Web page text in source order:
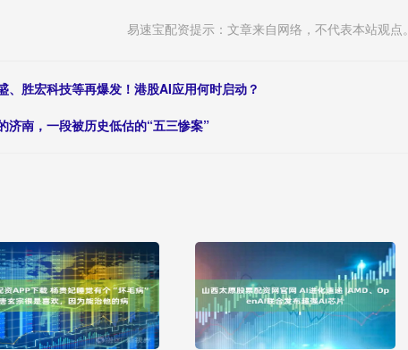
易速宝配资提示：文章来自网络，不代表本站观点。
胜宏科技等再爆发！港股AI应用何时启动？
济南，一段被历史低估的“五三惨案”